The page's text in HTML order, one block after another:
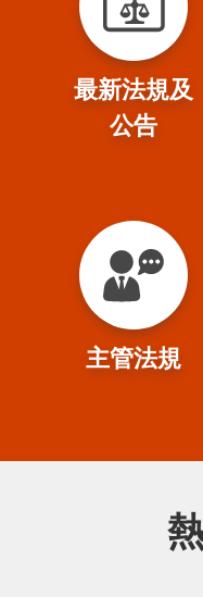
最新法規及
公告
主管法規